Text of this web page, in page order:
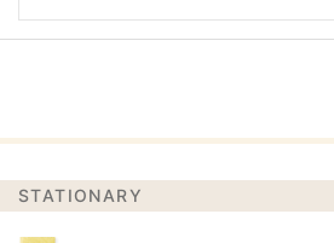
STATIONARY